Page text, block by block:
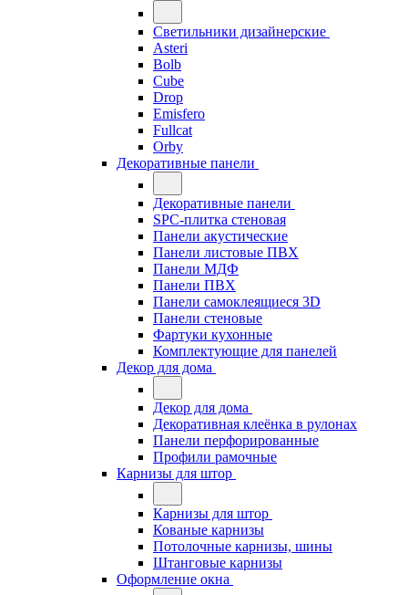
Светильники дизайнерские
Asteri
Bolb
Cube
Drop
Emisfero
Fullcat
Orby
Декоративные панели
Декоративные панели
SPC-плитка стеновая
Панели акустические
Панели листовые ПВХ
Панели МДФ
Панели ПВХ
Панели самоклеящиеся 3D
Панели стеновые
Фартуки кухонные
Комплектующие для панелей
Декор для дома
Декор для дома
Декоративная клеёнка в рулонах
Панели перфорированные
Профили рамочные
Карнизы для штор
Карнизы для штор
Кованые карнизы
Потолочные карнизы, шины
Штанговые карнизы
Оформление окна